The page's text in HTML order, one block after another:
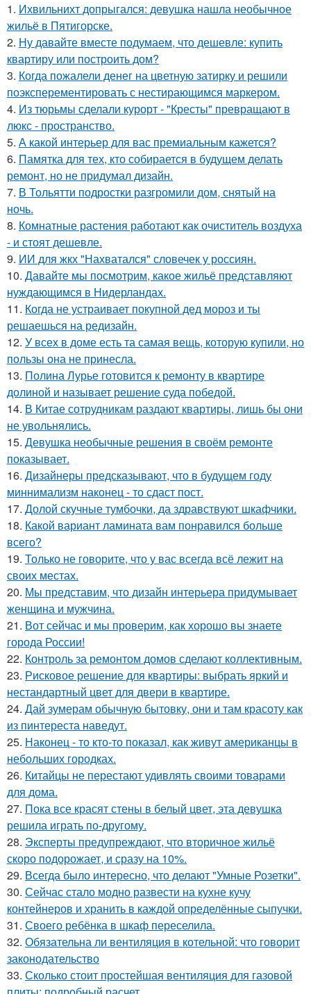
1. Ихвильнихт допрыгался: девушка нашла необычное
жильё в Пятигорске.
2. Ну давайте вместе подумаем, что дешевле: купить
квартиру или построить дом?
3. Когда пожалели денег на цветную затирку и решили
поэксперементировать с нестирающимся маркером.
4. Из тюрьмы сделали курорт - "Кресты" превращают в
люкс - пространство.
5. А какой интерьер для вас премиальным кажется?
6. Памятка для тех, кто собирается в будущем делать
ремонт, но не придумал дизайн.
7. В Тольятти подростки разгромили дом, снятый на
ночь.
8. Комнатные растения работают как очиститель воздуха
- и стоят дешевле.
9. ИИ для жкх "Нахватался" словечек у россиян.
10. Давайте мы посмотрим, какое жильё представляют
нуждающимся в Нидерландах.
11. Когда не устраивает покупной дед мороз и ты
решаешься на редизайн.
12. У всех в доме есть та самая вещь, которую купили, но
пользы она не принесла.
13. Полина Лурье готовится к ремонту в квартире
долиной и называет решение суда победой.
14. В Китае сотрудникам раздают квартиры, лишь бы они
не увольнялись.
15. Девушка необычные решения в своём ремонте
показывает.
16. Дизайнеры предсказывают, что в будущем году
миннимализм наконец - то сдаст пост.
17. Долой скучные тумбочки, да здравствуют шкафчики.
18. Какой вариант ламината вам понравился больше
всего?
19. Только не говорите, что у вас всегда всё лежит на
своих местах.
20. Мы представим, что дизайн интерьера придумывает
женщина и мужчина.
21. Вот сейчас и мы проверим, как хорошо вы знаете
города России!
22. Контроль за ремонтом домов сделают коллективным.
23. Рисковое решение для квартиры: выбрать яркий и
нестандартный цвет для двери в квартире.
24. Дай зумерам обычную бытовку, они и там красоту как
из пинтереста наведут.
25. Наконец - то кто-то показал, как живут американцы в
небольших городках.
26. Китайцы не перестают удивлять своими товарами
для дома.
27. Пока все красят стены в белый цвет, эта девушка
решила играть по-другому.
28. Эксперты предупреждают, что вторичное жильё
скоро подорожает, и сразу на 10%.
29. Всегда было интересно, что делают "Умные Розетки".
30. Сейчас стало модно развести на кухне кучу
контейнеров и хранить в каждой определённые сыпучки.
31. Своего ребёнка в шкаф переселила.
32. Обязательна ли вентиляция в котельной: что говорит
законодательство
33. Сколько стоит простейшая вентиляция для газовой